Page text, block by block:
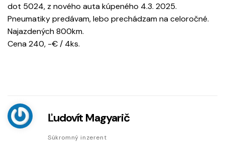
dot 5024, z nového auta kúpeného 4.3. 2025.
Pneumatiky predávam, lebo prechádzam na celoročné.
Najazdených 800km.
Cena 240, -€ / 4ks.
Ľudovít Magyarič
Súkromný inzerent